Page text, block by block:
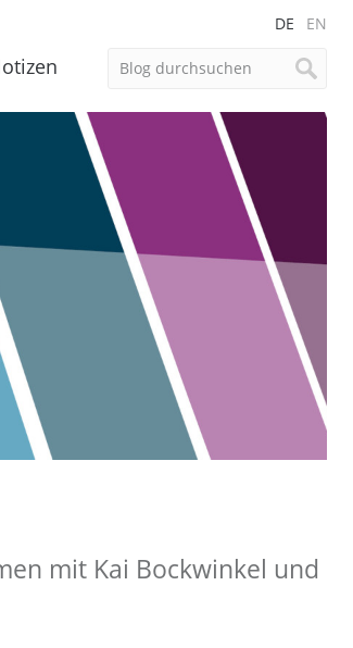
DE EN
mit Kai Bockwinkel und